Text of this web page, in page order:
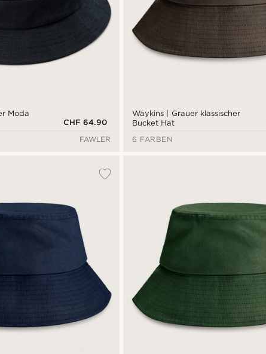
Moda
CHF 64.90
FAWLER
Waykins | Grauer klassischer
Bucket Hat
6 FARBEN